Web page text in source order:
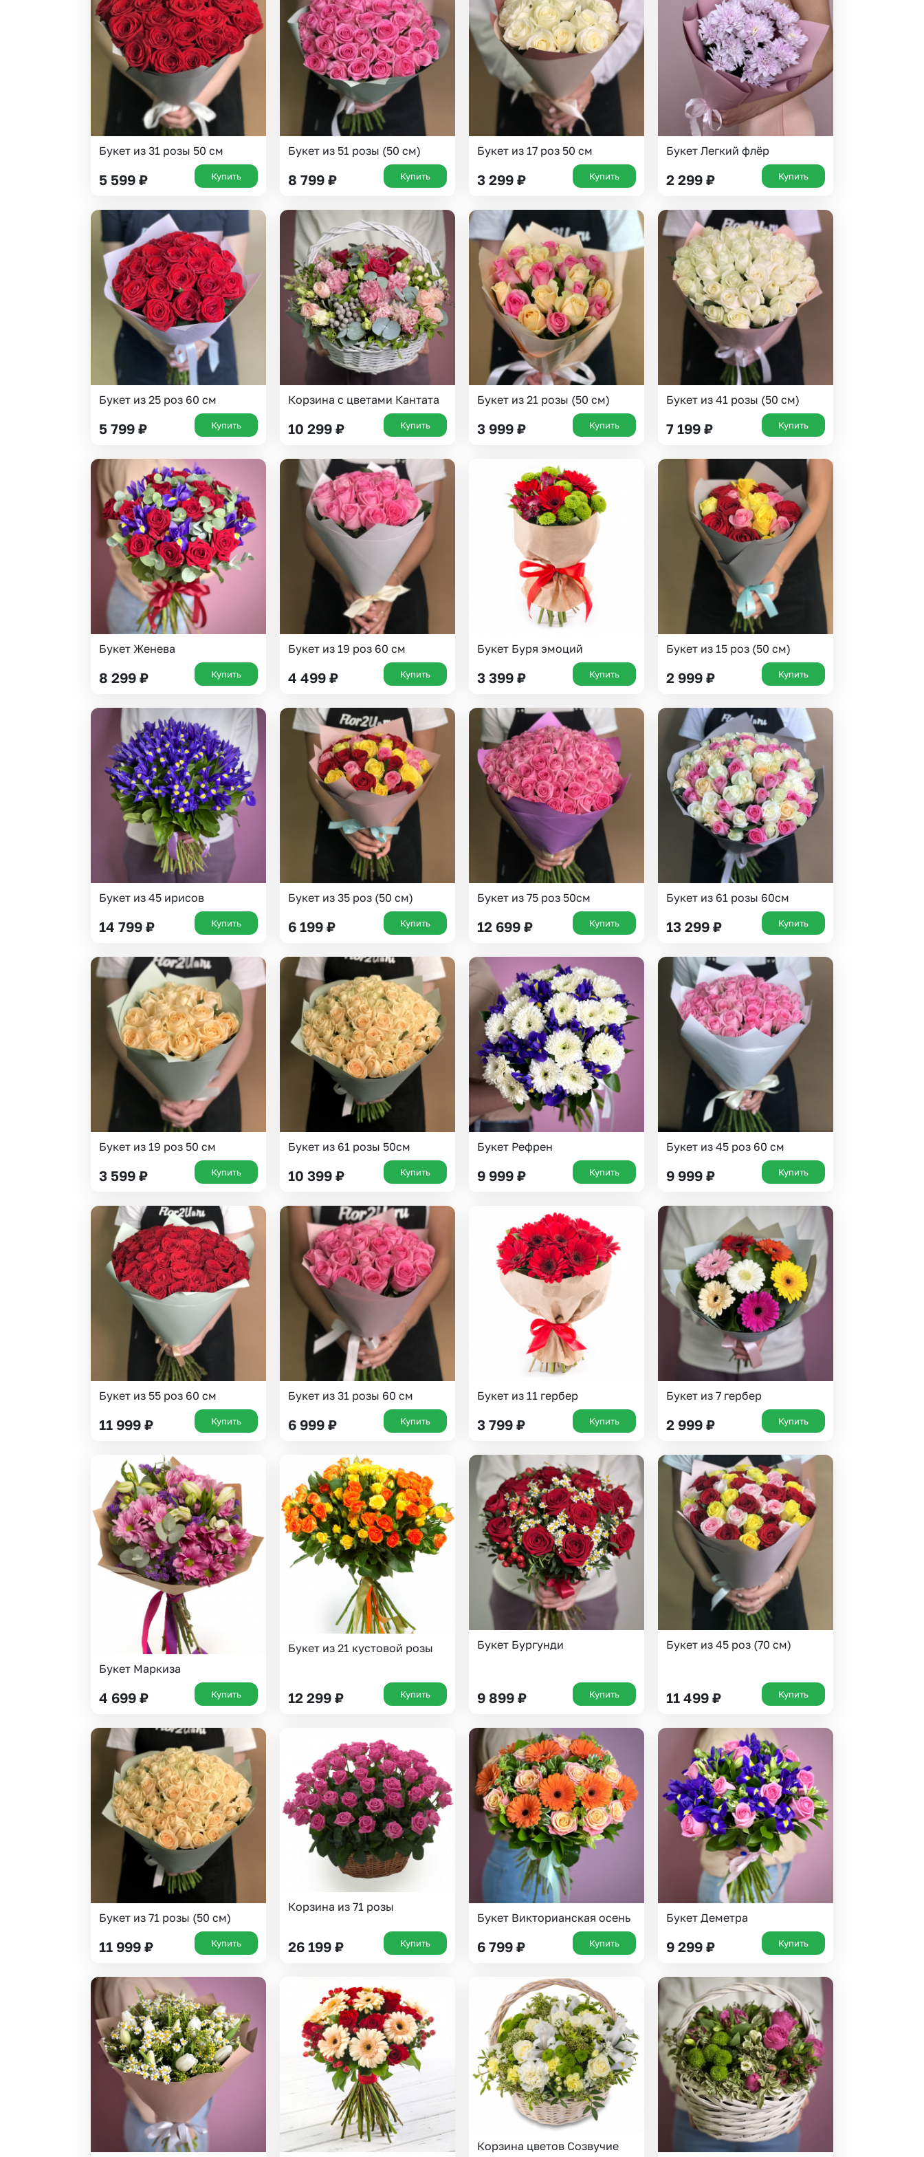
Гипсофила
Гортензии
Ирисы
Каллы
Суккуленты
Тюльпаны
Фрезия
Эустома
Insta букеты
Хиты продаж
Новинки
До 10000 рублей
Черная пятница
Все категории
Выберите город доставки
Или выберите из популярных
Нижний Новгород
Самара
Казань
Челябинск
Екатеринбург
Новосибирск
Волгоград
Букет из 31 розы 50 см
5 599 ₽ Купить
Букет из 51 розы (50 см)
8 799 ₽ Купить
Букет из 17 роз 50 см
3 299 ₽ Купить
Букет Легкий флёр
2 299 ₽ Купить
Букет из 25 роз 60 см
5 799 ₽ Купить
Корзина с цветами Кантата
10 299 ₽ Купить
Букет из 21 розы (50 см)
3 999 ₽ Купить
Букет из 41 розы (50 см)
7 199 ₽ Купить
Букет Женева
8 299 ₽ Купить
Букет из 19 роз 60 см
4 499 ₽ Купить
Букет Буря эмоций
3 399 ₽ Купить
Букет из 15 роз (50 см)
2 999 ₽ Купить
Букет из 45 ирисов
14 799 ₽ Купить
Букет из 35 роз (50 см)
6 199 ₽ Купить
Букет из 75 роз 50см
12 699 ₽ Купить
Букет из 61 розы 60см
13 299 ₽ Купить
Букет из 19 роз 50 см
3 599 ₽ Купить
Букет из 61 розы 50см
10 399 ₽ Купить
Букет Рефрен
9 999 ₽ Купить
Букет из 45 роз 60 см
9 999 ₽ Купить
Букет из 55 роз 60 см
11 999 ₽ Купить
Букет из 31 розы 60 см
6 999 ₽ Купить
Букет из 11 гербер
3 799 ₽ Купить
Букет из 7 гербер
2 999 ₽ Купить
Букет Маркиза
4 699 ₽ Купить
Букет из 21 кустовой розы
12 299 ₽ Купить
Букет Бургунди
9 899 ₽ Купить
Букет из 45 роз (70 см)
11 499 ₽ Купить
Букет из 71 розы (50 см)
11 999 ₽ Купить
Корзина из 71 розы
26 199 ₽ Купить
Букет Викторианская осень
6 799 ₽ Купить
Букет Деметра
9 299 ₽ Купить
Корзина цветов Созвучие